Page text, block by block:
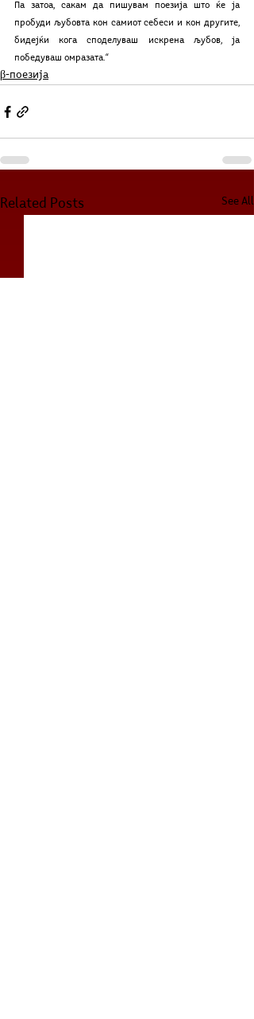
Па затоа, сакам да пишувам поезија што ќе ја
пробуди љубовта кон самиот себеси и кон другите,
бидејќи кога споделуваш искрена љубов, ја
победуваш омразата.“
β-поезија
Related Posts See All